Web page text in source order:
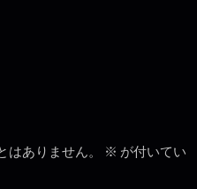
ありません。 ※ が付いてい